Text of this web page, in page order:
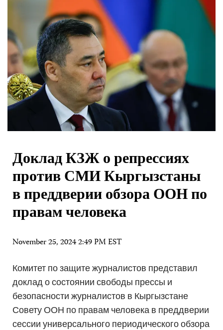
Доклад КЗЖ о репрессиях
против СМИ Кыргызстаны
в преддверии обзора ООН по
правам человека
November 25, 2024 2:49 PM EST
Комитет по защите журналистов представил
доклад о состоянии свободы прессы и
безопасности журналистов в Кыргызстане
Совету ООН по правам человека в преддверии
сессии универсального периодического обзора